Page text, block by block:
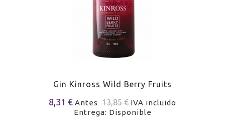
Gin Kinross Wild Berry Fruits
8,31 €Antes 13,85 €IVA incluido
Entrega: Disponible